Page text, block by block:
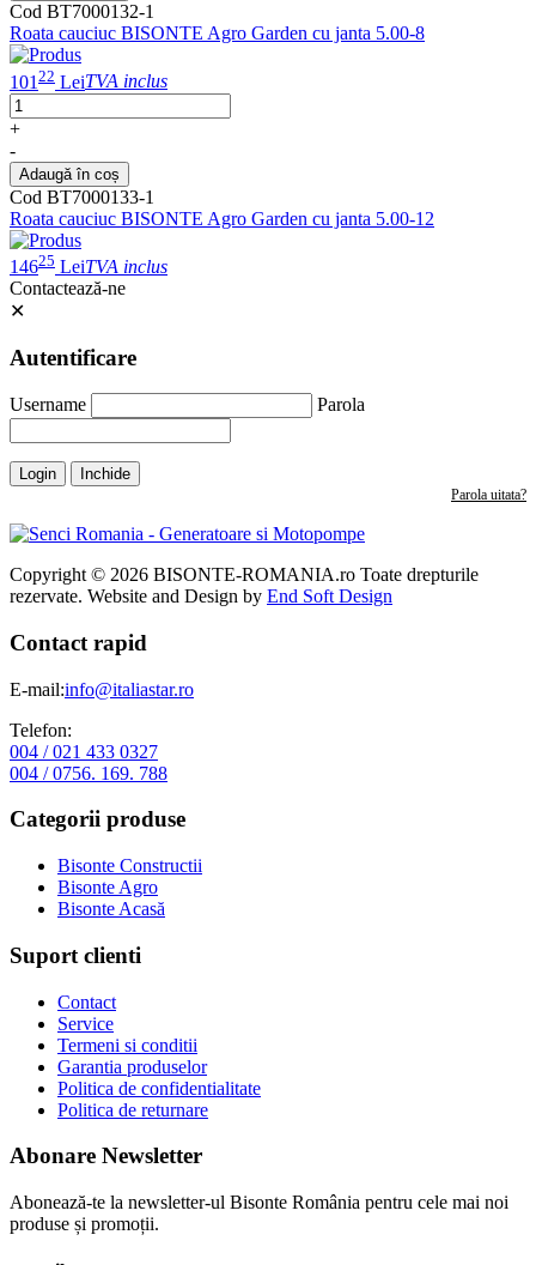
Cod BT7000132-1
Roata cauciuc BISONTE Agro Garden cu janta 5.00-8
101 22 LeiTVA inclus
+
-
Adaugă în coș
Cod BT7000133-1
Roata cauciuc BISONTE Agro Garden cu janta 5.00-12
14625 LeiTVA inclus
Contactează-ne
✕
Autentificare
Username Parola
Login Inchide
Parola uitata?
Copyright © 2026 BISONTE-ROMANIA.ro Toate drepturile
rezervate. Website and Design by End Soft Design
Contact rapid
E-mail:info@italiastar.ro
Telefon:
004 / 021 433 0327
004 / 0756. 169. 788
Categorii produse
Bisonte Constructii
Bisonte Agro
Bisonte Acasă
Suport clienti
Contact
Service
Termeni si conditii
Garantia produselor
Politica de confidentialitate
Politica de returnare
Abonare Newsletter
Abonează-te la newsletter-ul Bisonte România pentru cele mai noi
produse și promoții.